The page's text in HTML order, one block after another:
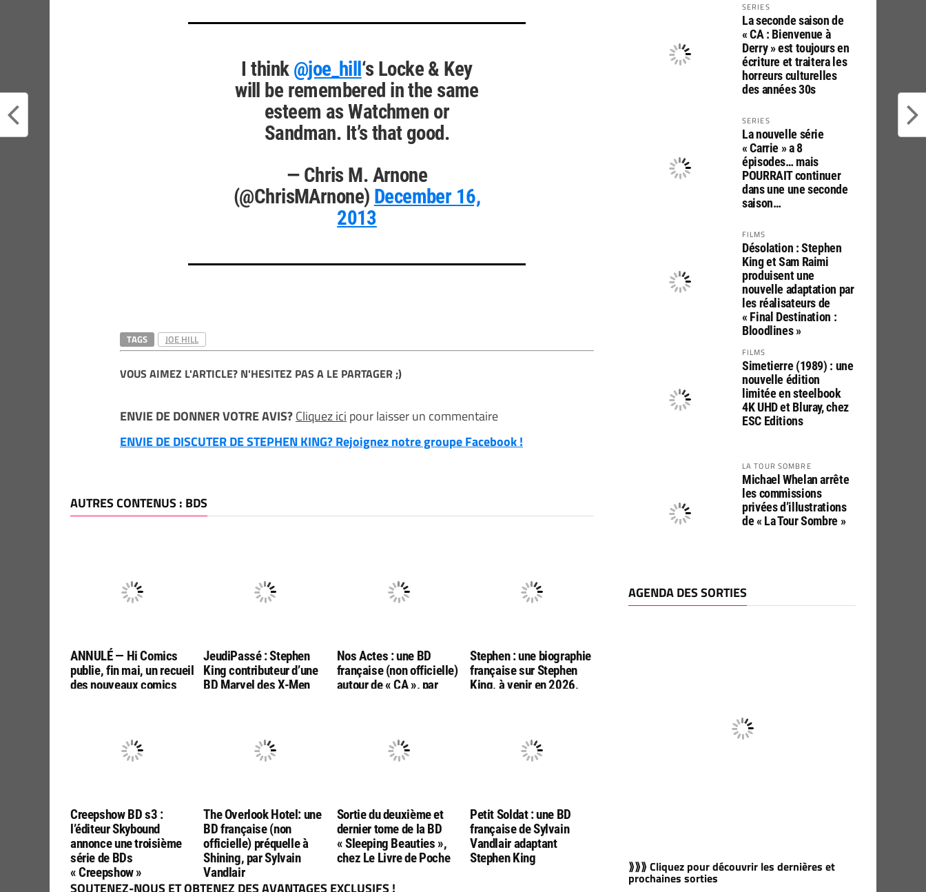
I think @joe_hill ‘s Locke & Key
will be remembered in the same
esteem as Watchmen or
Sandman. It’s that good.
— Chris M. Arnone
(@ChrisMArnone) December 16,
2013
TAGS JOE HILL
VOUS AIMEZ L'ARTICLE? N'HESITEZ PAS A LE PARTAGER ;)
ENVIE DE DONNER VOTRE AVIS?Cliquez ici pour laisser un commentaire
ENVIE DE DISCUTER DE STEPHEN KING? Rejoignez notre groupe Facebook !
AUTRES CONTENUS : BDS
ANNULÉ — Hi Comics
publie, fin mai, un recueil
des nouveaux comics
JeudiPassé : Stephen
King contributeur d’une
BD Marvel des X-Men
Nos Actes : une BD
française (non officielle)
autour de « CA », par
Stephen : une biographie
française sur Stephen
King, à venir en 2026,
Creepshow BD s3 :
l’éditeur Skybound
annonce une troisième
série de BDs
« Creepshow »
The Overlook Hotel: une
BD française (non
officielle) préquelle à
Shining, par Sylvain
Vandlair
Sortie du deuxième et
dernier tome de la BD
« Sleeping Beauties »,
chez Le Livre de Poche
Petit Soldat : une BD
française de Sylvain
Vandlair adaptant
Stephen King
SOUTENEZ-NOUS ET OBTENEZ DES AVANTAGES EXCLUSIFS !
SERIES
La seconde saison de
« CA : Bienvenue à
Derry » est toujours en
écriture et traitera les
horreurs culturelles
des années 30s
SERIES
La nouvelle série
« Carrie » a 8
épisodes… mais
POURRAIT continuer
dans une une seconde
saison…
FILMS
Désolation : Stephen
King et Sam Raimi
produisent une
nouvelle adaptation par
les réalisateurs de
« Final Destination :
Bloodlines »
FILMS
Simetierre (1989) : une
nouvelle édition
limitée en steelbook
4K UHD et Bluray, chez
ESC Editions
LA TOUR SOMBRE
Michael Whelan arrête
les commissions
privées d’illustrations
de « La Tour Sombre »
AGENDA DES SORTIES
⟫⟫⟫ Cliquez pour découvrir les dernières et
prochaines sorties